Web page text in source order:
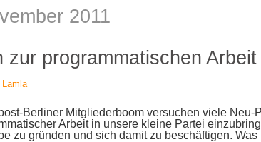
2011
zur programmatischen
Lamla
Berliner Mitgliederboom versuchen viele
Arbeit in unsere kleine Partei
zu gründen und sich damit zu beschäftigen.